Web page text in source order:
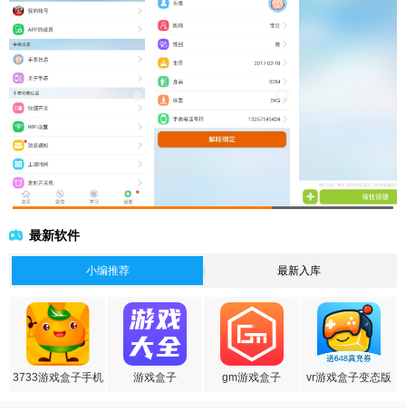
最新软件
小编推荐 最新入库
3733游戏盒子手机
游戏盒子 gm游戏盒子 vr游戏盒子变态版